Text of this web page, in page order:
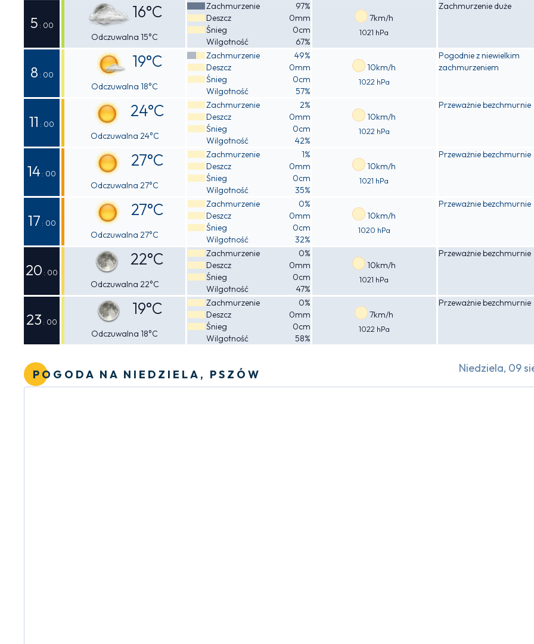
5 : 00
16°C
Odczuwalna 15°C
Zachmurzenie
97%
Deszcz
0mm
Śnieg
0cm
Wilgotność
67%
7km/h
1021 hPa
Zachmurzenie duże
8 : 00
19°C
Odczuwalna 18°C
Zachmurzenie
49%
Deszcz
0mm
Śnieg
0cm
Wilgotność
57%
10km/h
1022 hPa
Pogodnie z niewielkim
zachmurzeniem
11 : 00
24°C
Odczuwalna 24°C
Zachmurzenie
2%
Deszcz
0mm
Śnieg
0cm
Wilgotność
42%
10km/h
1022 hPa
Przeważnie bezchmurnie
14 : 00
27°C
Odczuwalna 27°C
Zachmurzenie
1%
Deszcz
0mm
Śnieg
0cm
Wilgotność
35%
10km/h
1021 hPa
Przeważnie bezchmurnie
17 : 00
27°C
Odczuwalna 27°C
Zachmurzenie
0%
Deszcz
0mm
Śnieg
0cm
Wilgotność
32%
10km/h
1020 hPa
Przeważnie bezchmurnie
20 : 00
22°C
Odczuwalna 22°C
Zachmurzenie
0%
Deszcz
0mm
Śnieg
0cm
Wilgotność
47%
10km/h
1021 hPa
Przeważnie bezchmurnie
23 : 00
19°C
Odczuwalna 18°C
Zachmurzenie
0%
Deszcz
0mm
Śnieg
0cm
Wilgotność
58%
7km/h
1022 hPa
Przeważnie bezchmurnie
POGODA NA NIEDZIELA, PSZÓW Niedziela, 09